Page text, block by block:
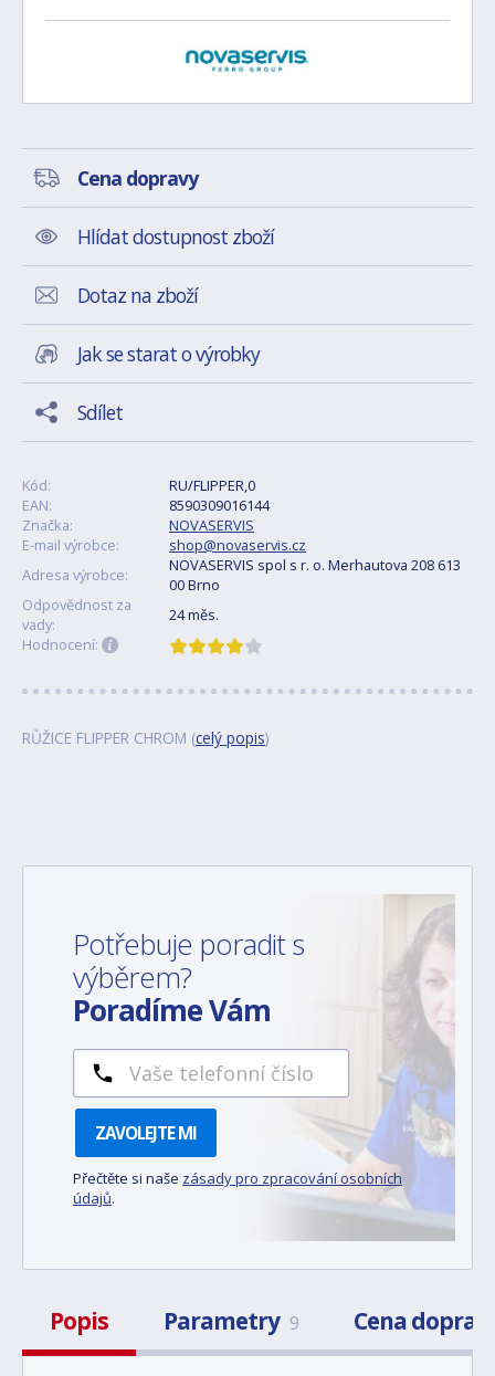
Cena dopravy
Hlídat dostupnost zboží
Dotaz na zboží
Jak se starat o výrobky
Sdílet
Kód:
RU/FLIPPER,0
EAN:
8590309016144
Značka:
NOVASERVIS
E-mail výrobce:
shop@novaservis.cz
Adresa výrobce:
NOVASERVIS spol s r. o. Merhautova 208 613
00 Brno
Odpovědnost za
vady:
24 měs.
Hodnocení:
RŮŽICE FLIPPER CHROM (celý popis)
Potřebuje poradit s
výběrem?
Poradíme Vám
ZAVOLEJTE MI
Přečtěte si naše zásady pro zpracování osobních
údajů.
Popis Parametry 9 Cena